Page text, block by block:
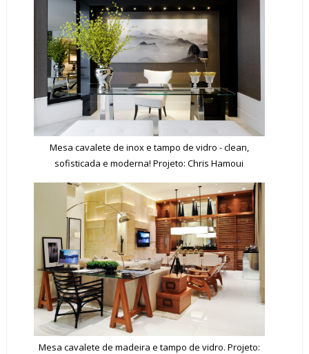
Mesa cavalete de inox e tampo de vidro - clean,
sofisticada e moderna! Projeto: Chris Hamoui
Mesa cavalete de madeira e tampo de vidro. Projeto: